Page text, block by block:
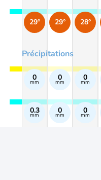
Précipitations
29°
0
mm
0.3
mm
29°
0
mm
0
mm
28°
0
mm
0
mm